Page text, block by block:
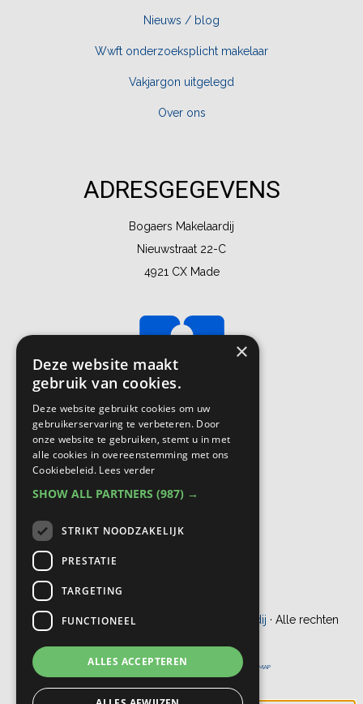
Nieuws / blog
Wwft onderzoeksplicht makelaar
Vakjargon uitgelegd
Over ons
ADRESGEGEVENS
Bogaers Makelaardij
Nieuwstraat 22-C
4921 CX Made
© Copyright 2012 - 2026 Bogaers Makelaardij · Alle rechten
ONTWIKKELING DOOR PROBU ONLINE | SITEMAP
×
Deze website maakt
gebruik van cookies.
Deze website gebruikt cookies om uw
gebruikerservaring te verbeteren. Door
onze website te gebruiken, stemt u in met
alle cookies in overeenstemming met ons
Cookiebeleid. Lees verder
SHOW ALL PARTNERS (987) →
STRIKT NOODZAKELIJK
PRESTATIE
TARGETING
FUNCTIONEEL
ALLES ACCEPTEREN